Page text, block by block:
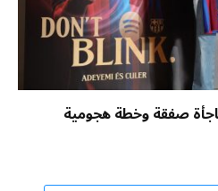
صفقة وخطة هجومية